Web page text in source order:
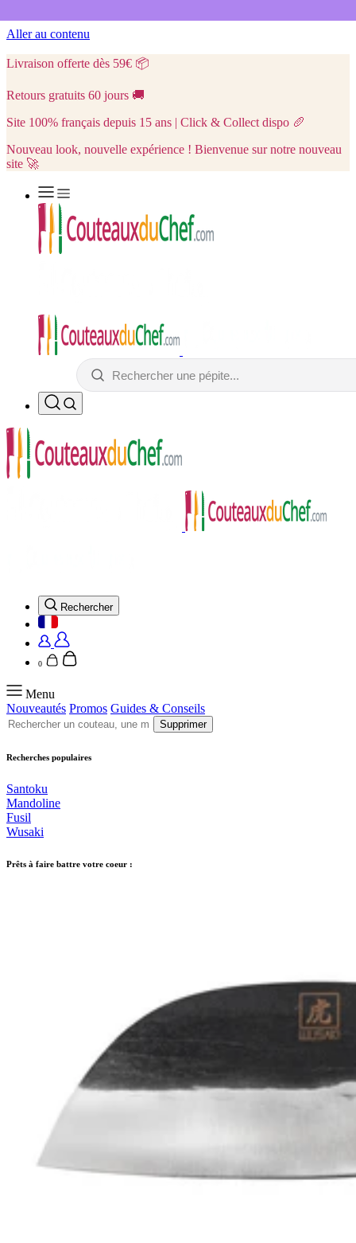
Aller au contenu
Livraison offerte dès 59€ 📦
Retours gratuits 60 jours 🚚
Site 100% français depuis 15 ans | Click & Collect dispo 🥖
Nouveau look, nouvelle expérience ! Bienvenue sur notre nouveau
site 🚀
Rechercher
0
Menu
Nouveautés Promos Guides & Conseils
Supprimer
Recherches populaires
Santoku
Mandoline
Fusil
Wusaki
Prêts à faire battre votre coeur :